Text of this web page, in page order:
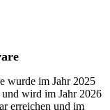
wurde im Jahr 2025
wird im Jahr 2026
erreichen und im